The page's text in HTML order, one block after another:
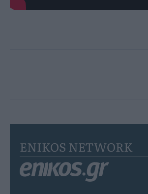
ENIKOS NETWORK